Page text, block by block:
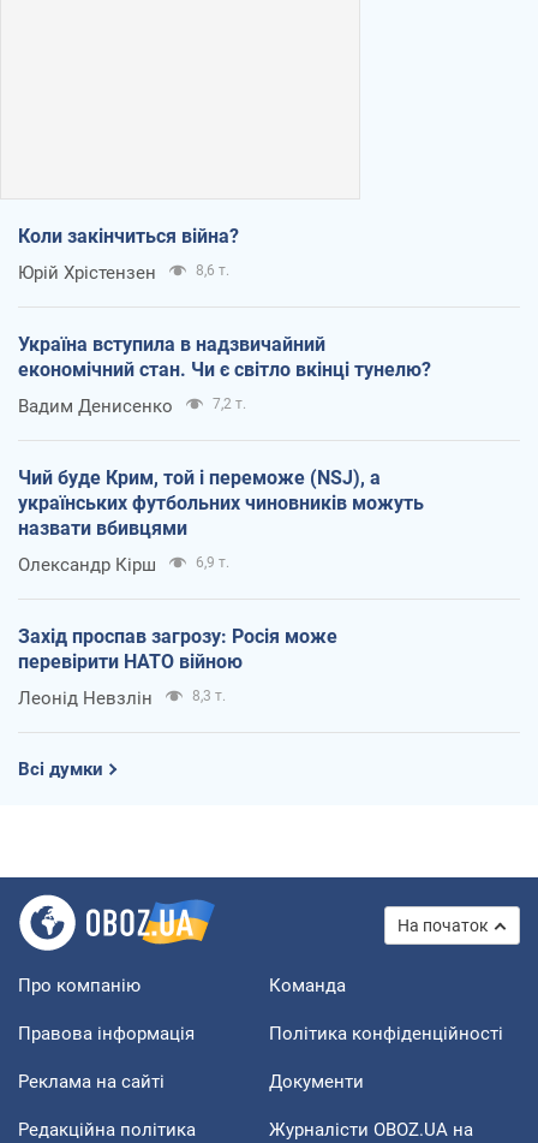
Коли закінчиться війна?
Юрій Хрістензен 8,6 т.
Україна вступила в надзвичайний
економічний стан. Чи є світло вкінці тунелю?
Вадим Денисенко 7,2 т.
Чий буде Крим, той і переможе (NSJ), а
українських футбольних чиновників можуть
назвати вбивцями
Олександр Кірш 6,9 т.
Захід проспав загрозу: Росія може
перевірити НАТО війною
Леонід Невзлін 8,3 т.
Всі думки
На початок
Про компанію Команда
Правова інформація Політика конфіденційності
Реклама на сайті Документи
Редакційна політика
Журналісти OBOZ.UA на